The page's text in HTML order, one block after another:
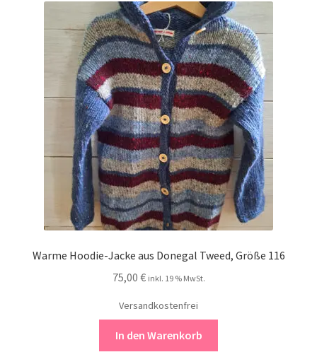
Warme Hoodie-Jacke aus Donegal Tweed, Größe 116
75,00 € inkl. 19 % MwSt.
Versandkostenfrei
In den Warenkorb